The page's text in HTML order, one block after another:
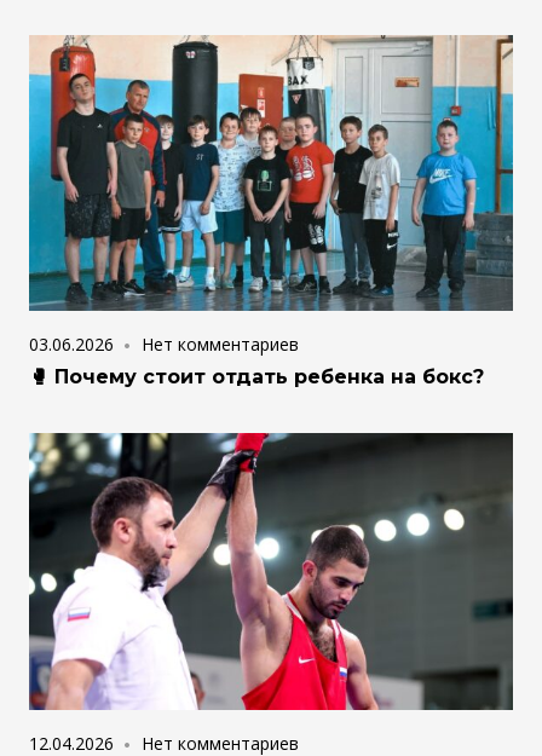
03.06.2026
Нет комментариев
🥊 Почему стоит отдать ребенка на бокс?
12.04.2026
Нет комментариев